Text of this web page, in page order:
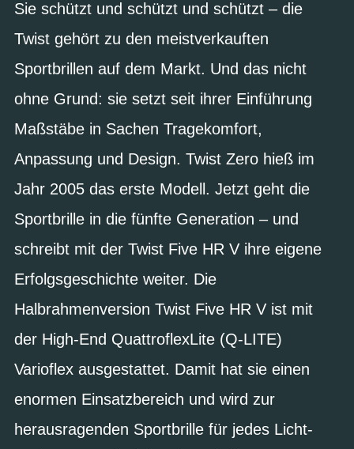
Sie schützt und schützt und schützt – die
Twist gehört zu den meistverkauften
Sportbrillen auf dem Markt. Und das nicht
ohne Grund: sie setzt seit ihrer Einführung
Maßstäbe in Sachen Tragekomfort,
Anpassung und Design. Twist Zero hieß im
Jahr 2005 das erste Modell. Jetzt geht die
Sportbrille in die fünfte Generation – und
schreibt mit der Twist Five HR V ihre eigene
Erfolgsgeschichte weiter. Die
Halbrahmenversion Twist Five HR V ist mit
der High-End QuattroflexLite (Q-LITE)
Varioflex ausgestattet. Damit hat sie einen
enormen Einsatzbereich und wird zur
herausragenden Sportbrille für jedes Licht-